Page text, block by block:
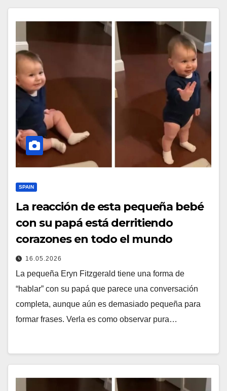
SPAIN
La reacción de esta pequeña bebé
con su papá está derritiendo
corazones en todo el mundo
16.05.2026
La pequeña Eryn Fitzgerald tiene una forma de
“hablar” con su papá que parece una conversación
completa, aunque aún es demasiado pequeña para
formar frases. Verla es como observar pura…